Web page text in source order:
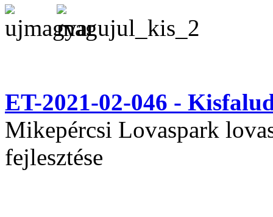
ET-2021-02-046 -
Mikepércsi Lovaspark
fejlesztése